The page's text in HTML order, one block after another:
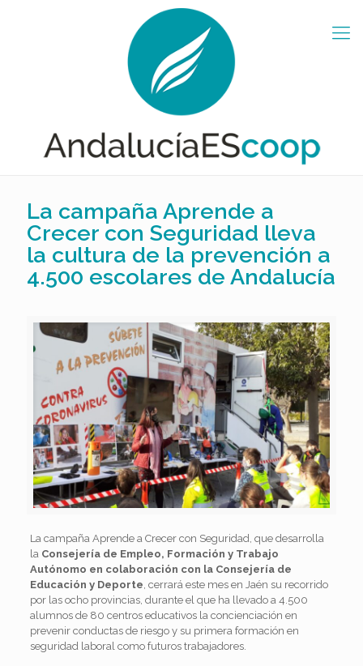
La campaña Aprende a
Crecer con Seguridad lleva
la cultura de la prevención a
4.500 escolares de Andalucía
La campaña Aprende a Crecer con Seguridad, que desarrolla
la Consejería de Empleo, Formación y Trabajo
Autónomo en colaboración con la Consejería de
Educación y Deporte , cerrará este mes en Jaén su recorrido
por las ocho provincias, durante el que ha llevado a 4.500
alumnos de 80 centros educativos la concienciación en
prevenir conductas de riesgo y su primera formación en
seguridad laboral como futuros trabajadores.